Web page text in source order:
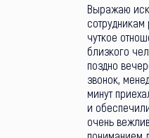
Выражаю
чуткое
близкого
поздно
звонок,
минут
и
очень
пониманием